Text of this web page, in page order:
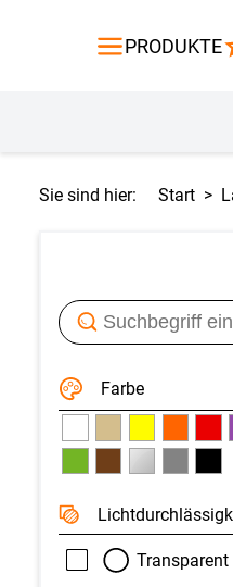
PRODUKTE
Gardinen
Sie sind hier: Start
Farbe
Transparent